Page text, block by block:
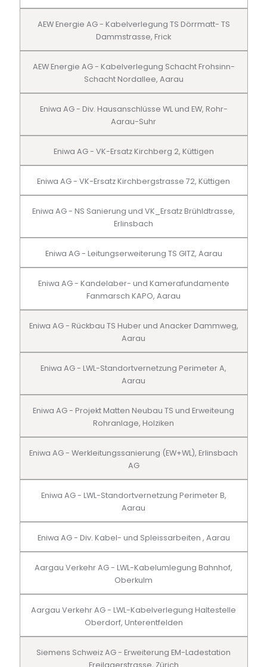
AEW Energie AG - Kabelverlegung TS Dörrmatt- TS
Dammstrasse, Frick
AEW Energie AG - Kabelverlegung Schacht Frohsinn-
Schacht Nordallee, Aarau
Eniwa AG - Div. Hausanschlüsse WL und EW, Rohr-
Aarau-Suhr
Eniwa AG - VK-Ersatz Kirchberg 2, Küttigen
Eniwa AG - VK-Ersatz Kirchbergstrasse 72, Küttigen
Eniwa AG - NS Sanierung und VK_Ersatz Brühldtrasse,
Erlinsbach
Eniwa AG - Leitungserweiterung TS GITZ, Aarau
Eniwa AG - Kandelaber- und Kamerafundamente
Fanmarsch KAPO, Aarau
Eniwa AG - Rückbau TS Huber und Anacker Dammweg,
Aarau
Eniwa AG - LWL-Standortvernetzung Perimeter A,
Aarau
Eniwa AG - Projekt Matten Neubau TS und Erweiteung
Rohranlage, Holziken
Eniwa AG - Werkleitungssanierung (EW+WL), Erlinsbach
AG
Eniwa AG - LWL-Standortvernetzung Perimeter B,
Aarau
Eniwa AG - Div. Kabel- und Spleissarbeiten , Aarau
Aargau Verkehr AG - LWL-Kabelumlegung Bahnhof,
Oberkulm
Aargau Verkehr AG - LWL-Kabelverlegung Haltestelle
Oberdorf, Unterentfelden
Siemens Schweiz AG - Erweiterung EM-Ladestation
Freilagerstrasse, Zürich